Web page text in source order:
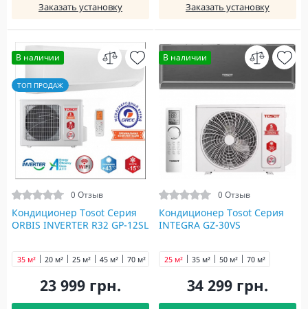
Заказать установку Заказать установку
В наличии
ТОП ПРОДАЖ
0 Отзыв
Кондиционер Tosot Серия
ORBIS INVERTER R32 GP-12SL
20 м² 25 м²
35 м² 45 м² 70 м²
23 999 грн.
В наличии
0 Отзыв
Кондиционер Tosot Серия
INTEGRA GZ-30VS
25 м² 35 м² 50 м² 70 м²
34 299 грн.